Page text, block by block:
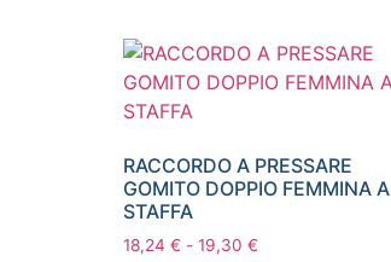
RACCORDO A PRESSARE
GOMITO DOPPIO FEMMINA A
STAFFA
18,24 € - 19,30 €